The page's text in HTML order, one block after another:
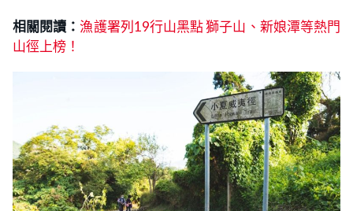
相關閱讀：漁護署列19行山黑點 獅子山、新娘潭等熱門
山徑上榜！